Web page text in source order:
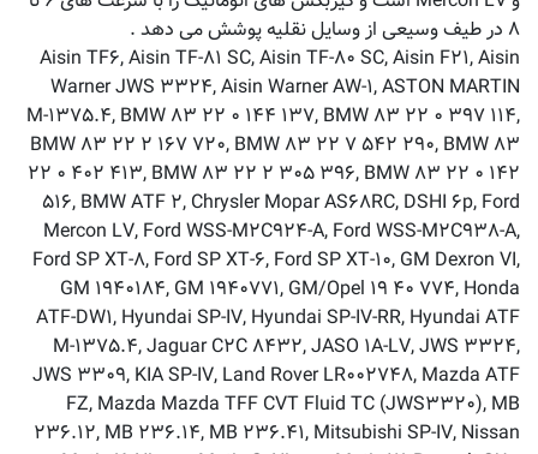
۸ در طیف وسیعی از وسایل نقلیه پوشش می دهد .
Aisin TF۶, Aisin TF-۸۱ SC, Aisin TF-۸۰ SC, Aisin F۲۱, Aisin
Warner JWS ۳۳۲۴, Aisin Warner AW-۱, ASTON MARTIN
M-۱۳۷۵.۴, BMW ۸۳ ۲۲ ۰ ۱۴۴ ۱۳۷, BMW ۸۳ ۲۲ ۰ ۳۹۷ ۱۱۴,
BMW ۸۳ ۲۲ ۲ ۱۶۷ ۷۲۰, BMW ۸۳ ۲۲ ۷ ۵۴۲ ۲۹۰, BMW ۸۳
۲۲ ۰ ۴۰۲ ۴۱۳, BMW ۸۳ ۲۲ ۲ ۳۰۵ ۳۹۶, BMW ۸۳ ۲۲ ۰ ۱۴۲
۵۱۶, BMW ATF ۲, Chrysler Mopar AS۶۸RC, DSHI ۶p, Ford
Mercon LV, Ford WSS-M۲C۹۲۴-A, Ford WSS-M۲C۹۳۸-A,
Ford SP XT-۸, Ford SP XT-۶, Ford SP XT-۱۰, GM Dexron VI,
GM ۱۹۴۰۱۸۴, GM ۱۹۴۰۷۷۱, GM/Opel ۱۹ ۴۰ ۷۷۴, Honda
ATF-DW۱, Hyundai SP-IV, Hyundai SP-IV-RR, Hyundai ATF
M-۱۳۷۵.۴, Jaguar C۲C ۸۴۳۲, JASO ۱A-LV, JWS ۳۳۲۴,
JWS ۳۳۰۹, KIA SP-IV, Land Rover LR۰۰۲۷۴۸, Mazda ATF
FZ, Mazda Mazda TFF CVT Fluid TC (JWS۳۳۲۰), MB
۲۳۶.۱۲, MB ۲۳۶.۱۴, MB ۲۳۶.۴۱, Mitsubishi SP-IV, Nissan